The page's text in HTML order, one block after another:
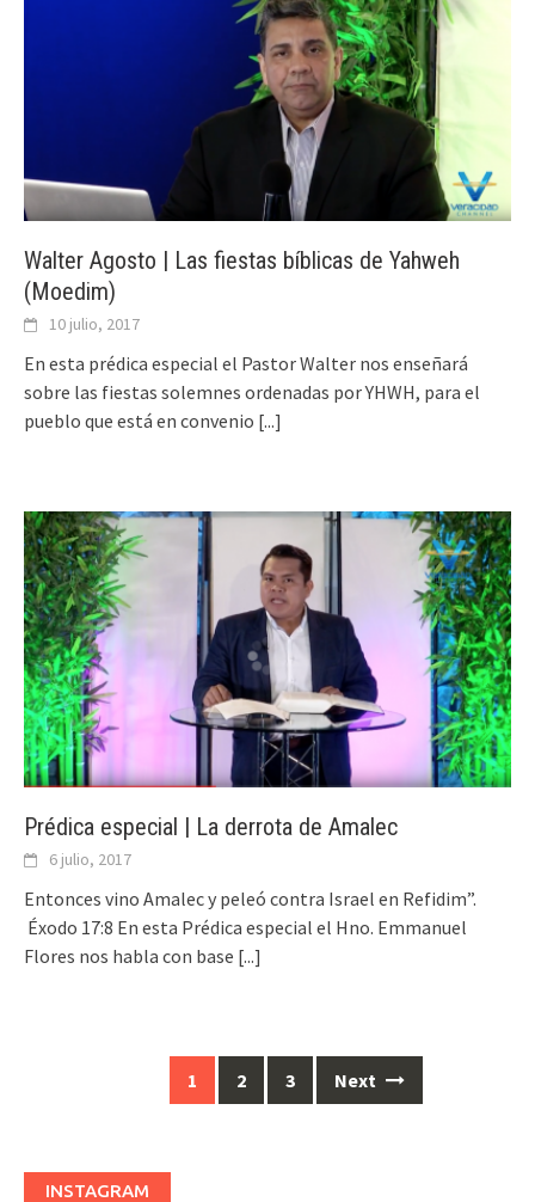
Walter Agosto | Las fiestas bíblicas de Yahweh
(Moedim)
10 julio, 2017
En esta prédica especial el Pastor Walter nos enseñará
sobre las fiestas solemnes ordenadas por YHWH, para el
pueblo que está en convenio [...]
Prédica especial | La derrota de Amalec
6 julio, 2017
Entonces vino Amalec y peleó contra Israel en Refidim”.
Éxodo 17:8 En esta Prédica especial el Hno. Emmanuel
Flores nos habla con base [...]
1 2 3 Next
INSTAGRAM